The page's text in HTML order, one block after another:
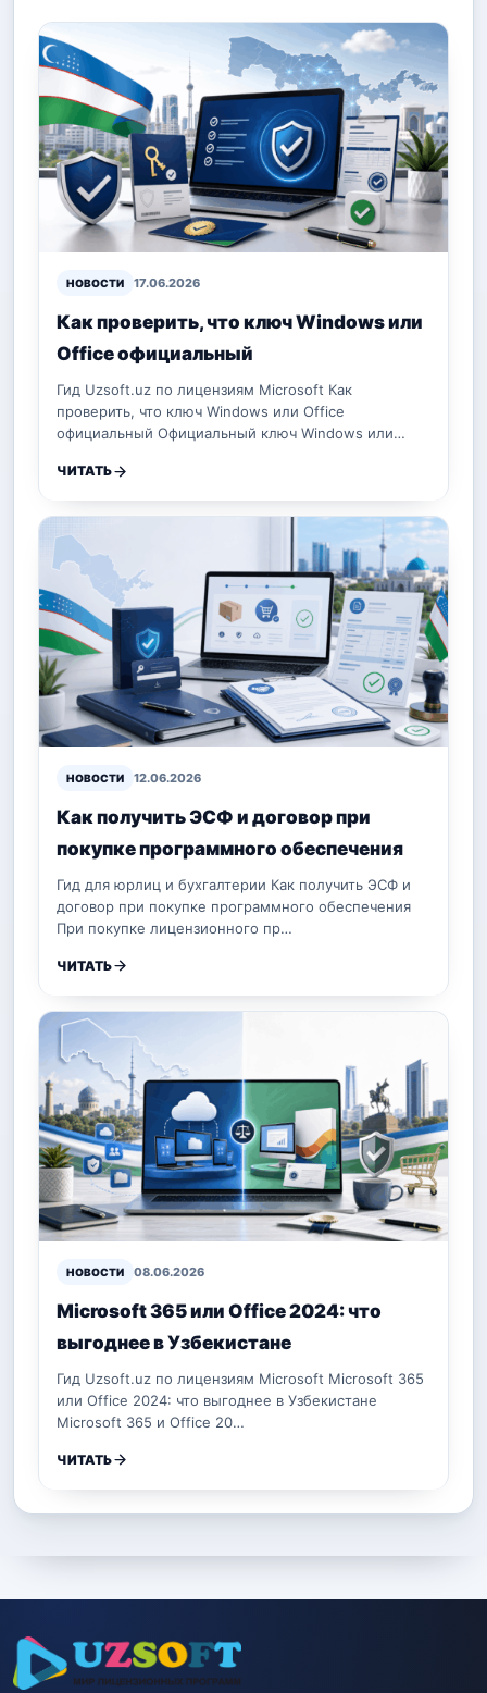
НОВОСТИ 17.06.2026
Как проверить, что ключ Windows или
Office официальный
Гид Uzsoft.uz по лицензиям Microsoft Как
проверить, что ключ Windows или Office
официальный Официальный ключ Windows или…
ЧИТАТЬ
НОВОСТИ 12.06.2026
Как получить ЭСФ и договор при
покупке программного обеспечения
Гид для юрлиц и бухгалтерии Как получить ЭСФ и
договор при покупке программного обеспечения
При покупке лицензионного пр…
ЧИТАТЬ
НОВОСТИ 08.06.2026
Microsoft 365 или Office 2024: что
выгоднее в Узбекистане
Гид Uzsoft.uz по лицензиям Microsoft Microsoft 365
или Office 2024: что выгоднее в Узбекистане
Microsoft 365 и Office 20…
ЧИТАТЬ